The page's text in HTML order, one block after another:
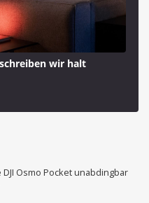
wir halt
Osmo Pocket unabdingbar